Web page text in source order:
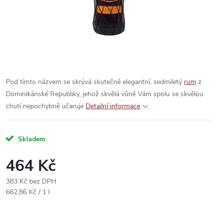
Pod tímto názvem se skrývá skutečně elegantní, sedmiletý rum z
Dominikánské Republiky, jehož skvělá vůně Vám spolu se skvělou
chutí nepochybně učaruje Detailní informace
Skladem
464 Kč
383 Kč bez DPH
Měrná
662,86 Kč / 1 l